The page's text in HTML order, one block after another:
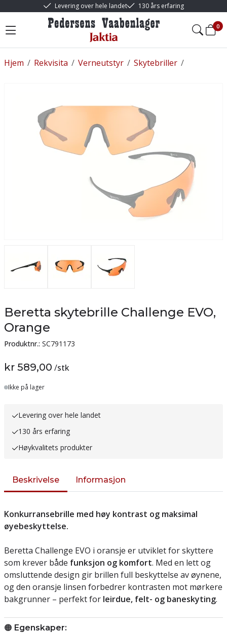
Levering over hele landet 130 års erfaring
0
/
Hjem /
Rekvisita /
Verneutstyr /
Skytebriller
Beretta skytebrille Challenge EVO,
Orange
Produktnr.: SC791173
kr 589,00 /stk
Lager
Ikke på lager
Levering over hele landet
130 års erfaring
Høykvalitets produkter
Beskrivelse Informasjon
Konkurransebrille med høy kontrast og maksimal
øyebeskyttelse.
Beretta Challenge EVO i oransje er utviklet for skyttere
som krever både funksjon og komfort. Med en lett og
omsluttende design gir brillen full beskyttelse av øynene,
og den oransje linsen forbedrer kontrasten mot mørkere
bakgrunner – perfekt for leirdue, felt- og baneskyting.
🟠 Egenskaper: